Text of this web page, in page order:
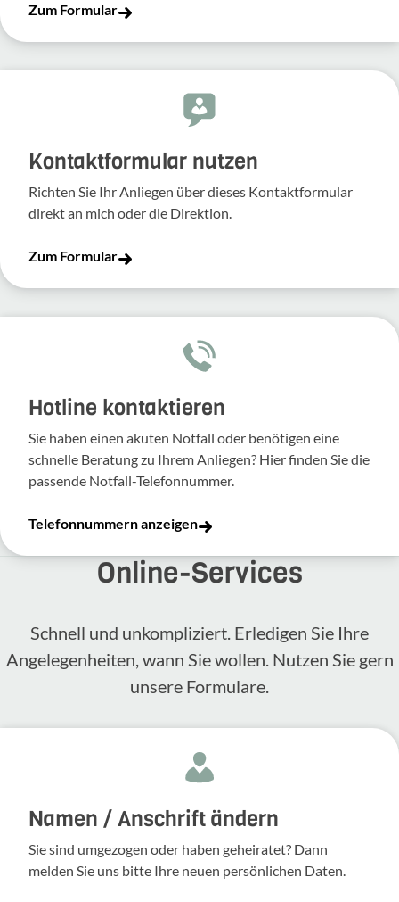
Zum Formular
Kontakt­for­mular nutzen
Richten Sie Ihr Anliegen über dieses Kontakt­for­mular
direkt an mich oder die Direk­tion.
Zum Formular
Hotline kontaktieren
Sie haben einen akuten Notfall oder benötigen eine
schnelle Beratung zu Ihrem Anliegen? Hier finden Sie die
passende Notfall-Telefonnummer.
Telefonnummern anzeigen
Online-​Services
Schnell und unkompliziert. Erledigen Sie Ihre
Angelegenheiten, wann Sie wollen. Nutzen Sie gern
unsere Formulare.
Namen / Anschrift ändern
Sie sind umgezogen oder haben geheiratet? Dann
melden Sie uns bitte Ihre neuen persönlichen Daten.